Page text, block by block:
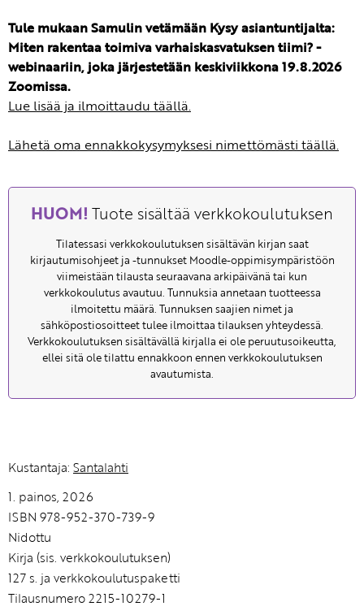
Tule mukaan Samulin vetämään Kysy asiantuntijalta:
Miten rakentaa toimiva varhaiskasvatuksen tiimi? -
webinaariin, joka järjestetään keskiviikkona 19.8.2026
Zoomissa.
Lue lisää ja ilmoittaudu täällä.
Lähetä oma ennakkokysymyksesi nimettömästi täällä.
HUOM! Tuote sisältää verkkokoulutuksen
Tilatessasi verkkokoulutuksen sisältävän kirjan saat
kirjautumisohjeet ja -tunnukset Moodle-oppimisympäristöön
viimeistään tilausta seuraavana arkipäivänä tai kun
verkkokoulutus avautuu. Tunnuksia annetaan tuotteessa
ilmoitettu määrä. Tunnuksen saajien nimet ja
sähköpostiosoitteet tulee ilmoittaa tilauksen yhteydessä.
Verkkokoulutuksen sisältävällä kirjalla ei ole peruutusoikeutta,
ellei sitä ole tilattu ennakkoon ennen verkkokoulutuksen
avautumista.
Kustantaja: Santalahti
1. painos, 2026
ISBN 978-952-370-739-9
Nidottu
Kirja (sis. verkkokoulutuksen)
127 s. ja verkkokoulutuspaketti
Tilausnumero 2215-10279-1